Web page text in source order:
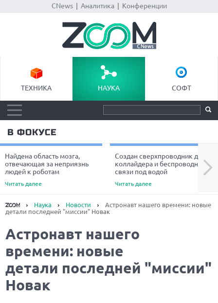
CNews| Аналитика| Конференции
ТЕХНИКА НАУКА СОФТ
В ФОКУСЕ
Найдена область мозга,
отвечающая за неприязнь
людей к роботам
Читать далее
Создан сверхпроводник для
коллайдера и беспроводной
связи под водой
Читать далее
Next
Наука Новости
Астронавт нашего времени: новые
детали последней "миссии" Новак
Астронавт нашего
времени: новые
детали последней "миссии"
Новак